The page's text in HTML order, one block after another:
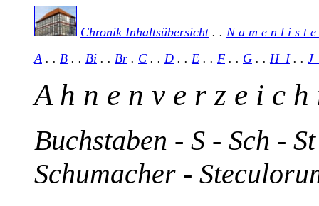
Chronik Inhaltsübersicht . . N a m e n l i s t
A . . B . . Bi . . Br . C . . D . . E . . F . . G . . H_I. .
A h n e n v e r z e i c h
Buchstaben - S - Sch -
Schumacher -